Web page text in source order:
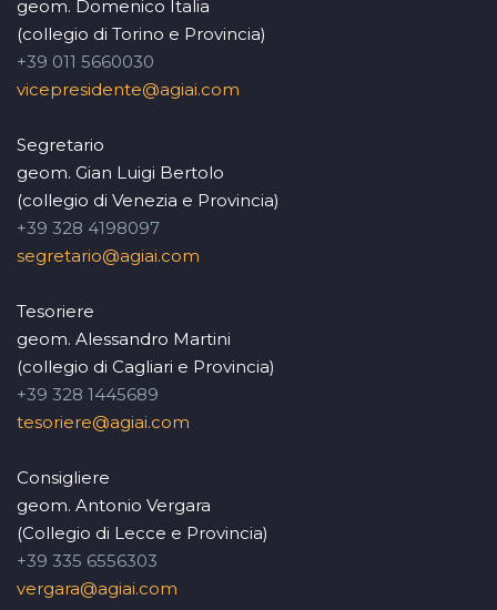
geom. Domenico Italia
(collegio di Torino e Provincia)
+39 011 5660030
vicepresidente@agiai.com
Segretario
geom. Gian Luigi Bertolo
(collegio di Venezia e Provincia)
+39 328 4198097
segretario@agiai.com
Tesoriere
geom. Alessandro Martini
(collegio di Cagliari e Provincia)
+39 328 1445689
tesoriere@agiai.com
Consigliere
geom. Antonio Vergara
(Collegio di Lecce e Provincia)
+39 335 6556303
vergara@agiai.com